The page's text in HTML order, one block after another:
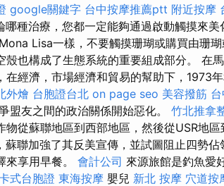
google關鍵字 台中按摩推薦ptt 附近按摩
哪種治療，您都一定能夠通過啟動觸摸來
Lisa一樣，不要觸摸珊瑚或購買由珊
殼也構成了生態系統的重要組成部分。 在
在經濟，市場經濟和貿易的幫助下，1973
外燴 台胞證台北 on page seo 美容撥筋
盟友之間的政治關係開始惡化。 竹北推拿
從蘇聯地區到西部地區，然後從USR地區
蘇聯加強了其反美宣傳，並試圖阻止四勢
來享用早餐。 會計公司 來源旅館是釣魚愛
式台胞證 東海按摩 嬰兒 新北 按摩 穴道按